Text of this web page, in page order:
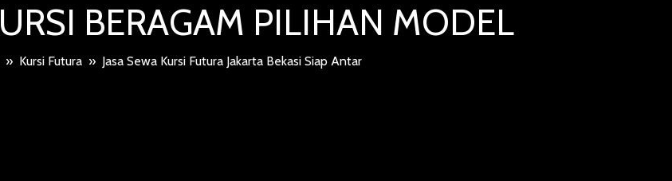
BERAGAM PILIHAN MODEL
» Kursi Futura » Jasa Sewa Kursi Futura Jakarta Bekasi Siap Antar